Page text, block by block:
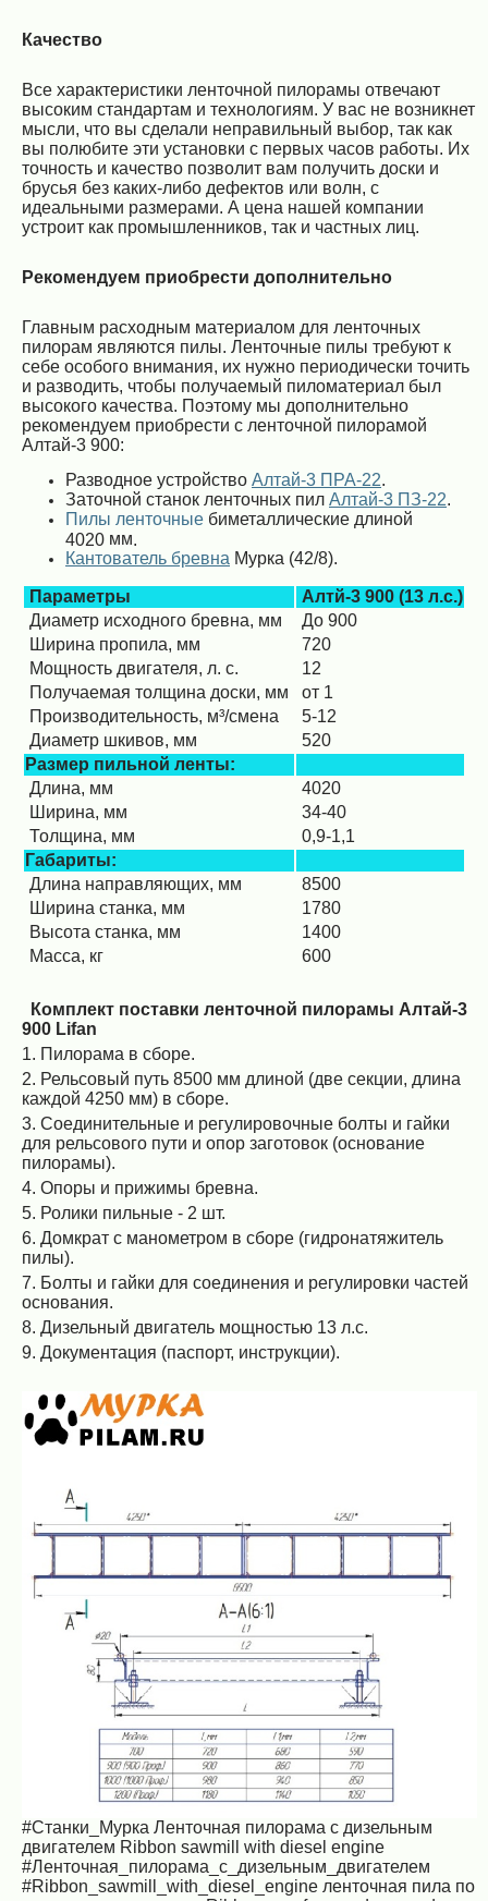
Качество
Все характеристики ленточной пилорамы отвечают
высоким стандартам и технологиям. У вас не возникнет
мысли, что вы сделали неправильный выбор, так как
вы полюбите эти установки с первых часов работы. Их
точность и качество позволит вам получить доски и
брусья без каких-либо дефектов или волн, с
идеальными размерами. А цена нашей компании
устроит как промышленников, так и частных лиц.
Рекомендуем приобрести дополнительно
Главным расходным материалом для ленточных
пилорам являются пилы. Ленточные пилы требуют к
себе особого внимания, их нужно периодически точить
и разводить, чтобы получаемый пиломатериал был
высокого качества. Поэтому мы дополнительно
рекомендуем приобрести с ленточной пилорамой
Алтай-3 900:
Разводное устройство Алтай-3 ПРА-22.
Заточной станок ленточных пил Алтай-3 ПЗ-22.
Пилы ленточные биметаллические длиной
4020 мм
Кантователь бревна Мурка (42/8).
Параметры
Алтй-3 900 (13 л.с.)
Диаметр исходного бревна, мм
До 900
Ширина пропила, мм
720
Мощность двигателя, л. с.
12
Получаемая толщина доски, мм
от 1
Производительность, м³/смена
5-12
Диаметр шкивов, мм
520
Размер пильной ленты:
Длина, мм
4020
Ширина, мм
34-40
Толщина, мм
0,9-1,1
Габариты:
Длина направляющих, мм
8500
Ширина станка, мм
1780
Высота станка, мм
1400
Масса, кг
600
Комплект поставки ленточной пилорамы Алтай-3
900 Lifan
1. Пилорама в сборе.
2. Рельсовый путь 8500 мм длиной (две секции, длина
каждой 4250 мм) в сборе.
3. Соединительные и регулировочные болты и гайки
для рельсового пути и опор заготовок (основание
пилорамы).
4. Опоры и прижимы бревна.
5. Ролики пильные - 2 шт.
6. Домкрат с манометром в сборе (гидронатяжитель
пилы).
7. Болты и гайки для соединения и регулировки частей
основания.
8. Дизельный двигатель мощностью 13 л.с.
9. Документация (паспорт, инструкции).
#Станки_Мурка Ленточная пилорама с дизельным
двигателем Ribbon sawmill with diesel engine
#Ленточная_пилорама_с_дизельным_двигателем
#Ribbon_sawmill_with_diesel_engine ленточная пила по